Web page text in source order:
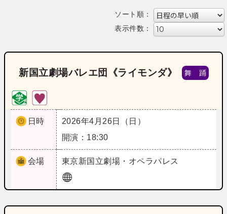
ソート順：
表示件数：
新国立劇場バレエ団《ライモンダ》 舞 踊
日時
2026年4月26日（日）
開演：18:30
会場 東京新国立劇場・オペラパレス